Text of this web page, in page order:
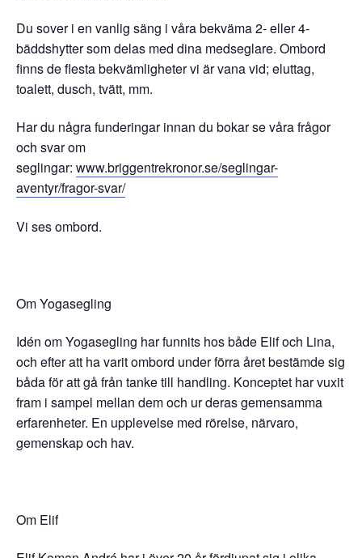
Du sover i en vanlig säng i våra bekväma 2- eller 4-
bäddshytter som delas med dina medseglare. Ombord
finns de flesta bekvämligheter vi är vana vid; eluttag,
toalett, dusch, tvätt, mm.
Har du några funderingar innan du bokar se våra frågor
och svar om
seglingar: www.briggentrekronor.se/seglingar-
aventyr/fragor-svar/
Vi ses ombord.
Om Yogasegling
Idén om Yogasegling har funnits hos både Elif och Lina,
och efter att ha varit ombord under förra året bestämde sig
båda för att gå från tanke till handling. Konceptet har vuxit
fram i sampel mellan dem och ur deras gemensamma
erfarenheter. En upplevelse med rörelse, närvaro,
gemenskap och hav.
Om Elif